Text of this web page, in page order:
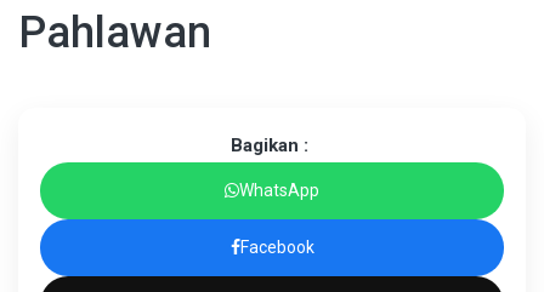
Pahlawan
Bagikan :
WhatsApp
Facebook